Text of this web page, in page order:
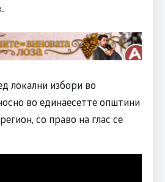
локални избори во
во единаесетте општини
со право на глас се